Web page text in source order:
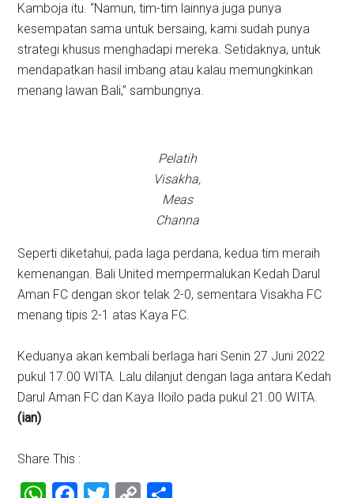
Kamboja itu. “Namun, tim-tim lainnya juga punya
kesempatan sama untuk bersaing, kami sudah punya
strategi khusus menghadapi mereka. Setidaknya, untuk
mendapatkan hasil imbang atau kalau memungkinkan
menang lawan Bali,” sambungnya.
Pelatih
Visakha,
Meas
Channa
Seperti diketahui, pada laga perdana, kedua tim meraih
kemenangan. Bali United mempermalukan Kedah Darul
Aman FC dengan skor telak 2-0, sementara Visakha FC
menang tipis 2-1 atas Kaya FC.
Keduanya akan kembali berlaga hari Senin 27 Juni 2022
pukul 17.00 WITA. Lalu dilanjut dengan laga antara Kedah
Darul Aman FC dan Kaya Iloilo pada pukul 21.00 WITA.
(ian)
Share This :